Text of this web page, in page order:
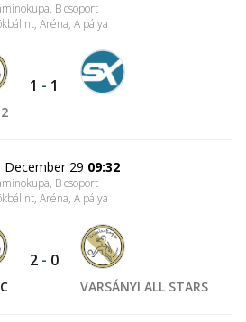
B csoport
Aréna, A pálya
1 - 1
December 29 09:32
B csoport
Aréna, A pálya
2 - 0
VARSÁNYI ALL STARS